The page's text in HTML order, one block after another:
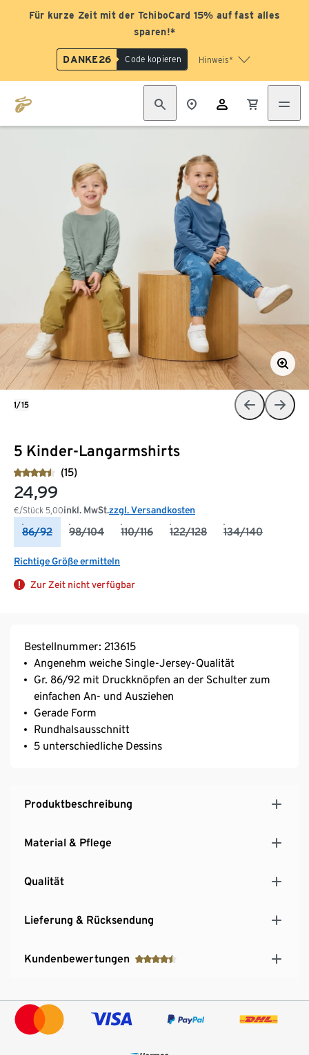
Für kurze Zeit mit der TchiboCard 15% auf fast alles
sparen!*
DANKE26 Code kopieren Hinweis*
5 Kinder-Langarmshirts
(15)
24,99
€/Stück 5,00inkl. MwSt.zzgl. Versandkosten
86/92 98/104 110/116 122/128 134/140
Richtige Größe ermitteln
Zur Zeit nicht verfügbar
1/15
Bestellnummer: 213615
Angenehm weiche Single-Jersey-Qualität
Gr. 86/92 mit Druckknöpfen an der Schulter zum
einfachen An- und Ausziehen
Gerade Form
Rundhalsausschnitt
5 unterschiedliche Dessins
Produktbeschreibung
Material & Pflege
Qualität
Lieferung & Rücksendung
Kundenbewertungen